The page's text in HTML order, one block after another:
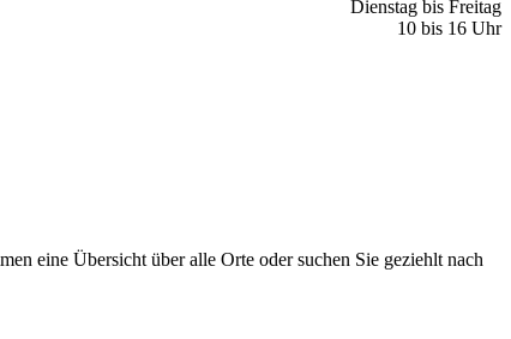
Dienstag bis Freitag
10 bis 16 Uhr
eine Übersicht über alle Orte oder suchen Sie geziehlt nach